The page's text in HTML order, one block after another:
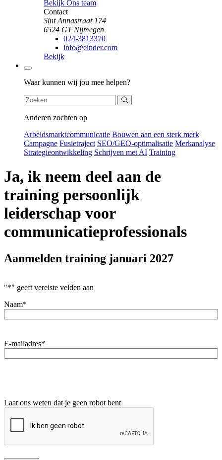
Bekijk Ons team
Contact
Sint Annastraat 174
6524 GT Nijmegen
024-3813370
info@einder.com
Bekijk
Zoeken
Waar kunnen wij jou mee helpen?
Anderen zochten op
Arbeidsmarktcommunicatie Bouwen aan een sterk merk
Campagne Fusietraject SEO/GEO-optimalisatie Merkanalyse
Strategieontwikkeling Schrijven met AI Training
Ja, ik neem deel aan de
training persoonlijk
leiderschap voor
communicatieprofessionals
Aanmelden training januari 2027
"*" geeft vereiste velden aan
Naam*
E-mailadres*
Laat ons weten dat je geen robot bent